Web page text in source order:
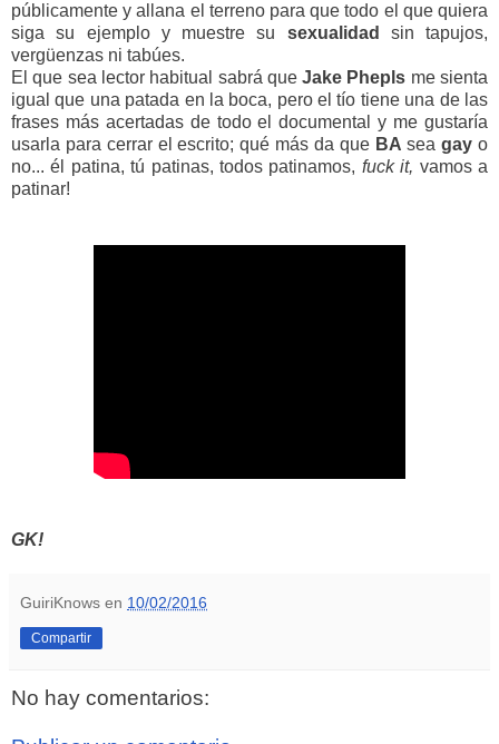
públicamente y allana el terreno para que todo el que quiera
siga su ejemplo y muestre su sexualidad
sin tapujos,
vergüenzas ni tabúes.
El que sea lector habitual sabrá queJake Phepls me sienta
igual que una patada en la boca, pero el tío tiene una de las
frases más acertadas de todo el documental y me gustaría
usarla para cerrar el escrito; qué más da que BA seagay o
no... él patina, tú patinas, todos patinamos, fuck it, vamos a
patinar!
GK!
GuiriKnows en 10/02/2016
Compartir
No hay comentarios: